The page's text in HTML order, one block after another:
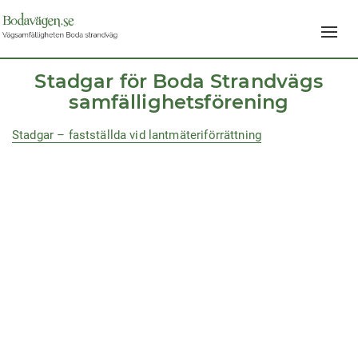
av/på
Stadgar för Boda Strandvägs
samfällighetsförening
Stadgar – fastställda vid lantmäteriförrättning